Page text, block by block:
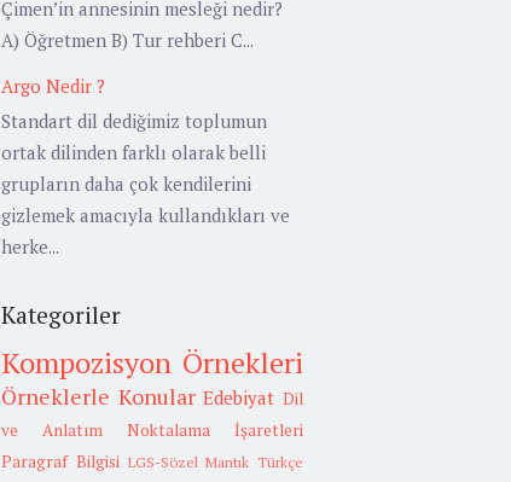
Çimen’in annesinin mesleği nedir?
A) Öğretmen B) Tur rehberi C...
Argo Nedir ?
Standart dil dediğimiz toplumun
ortak dilinden farklı olarak belli
grupların daha çok kendilerini
gizlemek amacıyla kullandıkları ve
herke...
Kategoriler
Kompozisyon Örnekleri
Örneklerle Konular Edebiyat Dil
ve Anlatım
Noktalama İşaretleri
Paragraf Bilgisi LGS-Sözel Mantık Türkçe